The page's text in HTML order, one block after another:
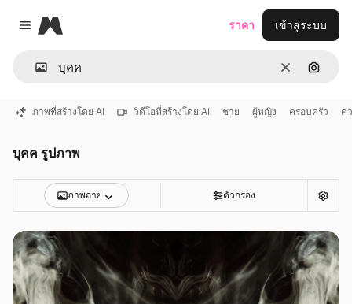
Close menu
Magnific
ชัดเจนค้นหา
ราคา เข้าสู่ระบบ
ภาพที่สร้างโดย AI วิดีโอที่สร้างโดย AI ชาย ผู้หญิง ครอบครัว ค
บุคค รูปภาพ
ภาพถ่าย ตัวกรอง